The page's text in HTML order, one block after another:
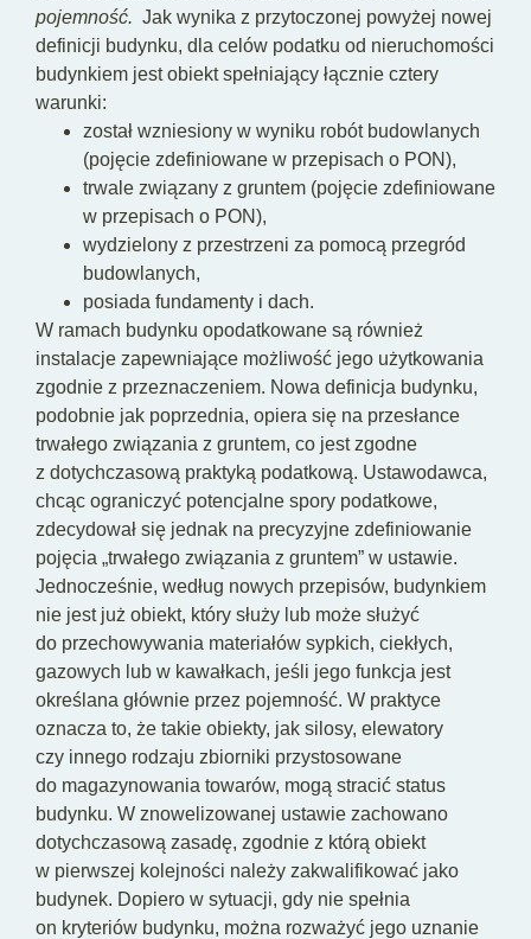
pojemność. Jak wynika z przytoczonej powyżej nowej
definicji budynku, dla celów podatku od nieruchomości
budynkiem jest obiekt spełniający łącznie cztery
warunki:
został wzniesiony w wyniku robót budowlanych
(pojęcie zdefiniowane w przepisach o PON),
trwale związany z gruntem (pojęcie zdefiniowane
w przepisach o PON),
wydzielony z przestrzeni za pomocą przegród
budowlanych,
posiada fundamenty i dach.
W ramach budynku opodatkowane są również
instalacje zapewniające możliwość jego użytkowania
zgodnie z przeznaczeniem. Nowa definicja budynku,
podobnie jak poprzednia, opiera się na przesłance
trwałego związania z gruntem, co jest zgodne
z dotychczasową praktyką podatkową. Ustawodawca,
chcąc ograniczyć potencjalne spory podatkowe,
zdecydował się jednak na precyzyjne zdefiniowanie
pojęcia „trwałego związania z gruntem” w ustawie.
Jednocześnie, według nowych przepisów, budynkiem
nie jest już obiekt, który służy lub może służyć
do przechowywania materiałów sypkich, ciekłych,
gazowych lub w kawałkach, jeśli jego funkcja jest
określana głównie przez pojemność. W praktyce
oznacza to, że takie obiekty, jak silosy, elewatory
czy innego rodzaju zbiorniki przystosowane
do magazynowania towarów, mogą stracić status
budynku. W znowelizowanej ustawie zachowano
dotychczasową zasadę, zgodnie z którą obiekt
w pierwszej kolejności należy zakwalifikować jako
budynek. Dopiero w sytuacji, gdy nie spełnia
on kryteriów budynku, można rozważyć jego uznanie